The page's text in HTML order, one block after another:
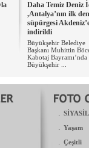
Daha Temiz Deniz
,Antalya’nın ilk
süpürgesi
indirildi
Büyükşehir Belediye
Başkanı Muhittin
Kabotaj Bayramı’nda
Büyükşehir ...
.
. Yaşam
. Çeşitli